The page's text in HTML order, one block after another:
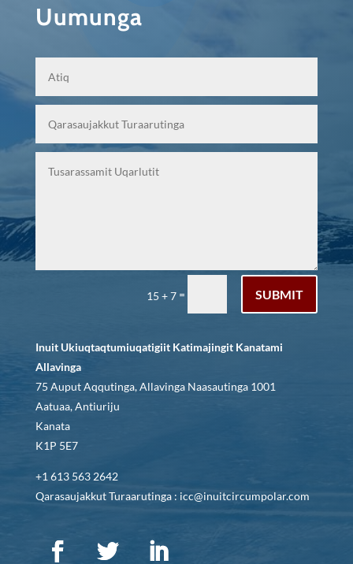
Uumunga
15 + 7 = SUBMIT
Inuit Ukiuqtaqtumiuqatigiit Katimajingit Kanatami
Allavinga
75 Auput Aqqutinga, Allavinga Naasautinga 1001
Aatuaa, Antiuriju
Kanata
K1P 5E7
+1 613 563 2642
Qarasaujakkut Turaarutinga : icc@inuitcircumpolar.com